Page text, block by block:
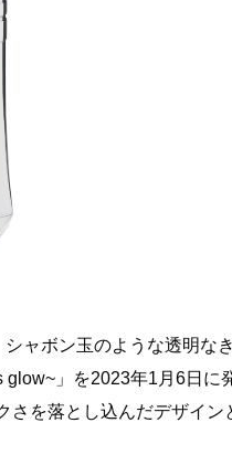
ャボン玉のような透明な
」を2023年1月6日に
さを落とし込んだデザイン